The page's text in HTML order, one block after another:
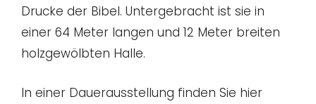
Drucke der Bibel. Untergebracht ist sie in
einer 64 Meter langen und 12 Meter breiten
holzgewölbten Halle.
In einer Dauerausstellung finden Sie hier